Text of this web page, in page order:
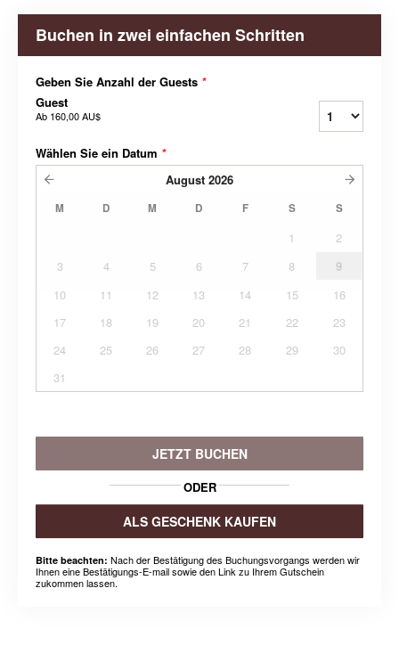
Buchen in zwei einfachen Schritten
Geben Sie Anzahl der Guests *
Guest
Ab 160,00 AU$
Wählen Sie ein Datum *
August 2026
M D M D F S S
1
2
3
4 5 6 7 8
9
10
11 12 13 14 15
16
17
18 19 20 21 22
23
24
25 26 27 28 29
30
31
JETZT BUCHEN
ODER
ALS GESCHENK KAUFEN
Bitte beachten: Nach der Bestätigung des Buchungsvorgangs werden wir
Ihnen eine Bestätigungs-E-mail sowie den Link zu Ihrem Gutschein
zukommen lassen.